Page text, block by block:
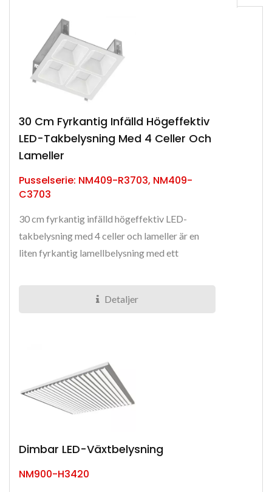
30 Cm Fyrkantig Infälld Högeffektiv
LED-Takbelysning Med 4 Celler Och
Lameller
Pusselserie: NM409-R3703, NM409-
C3703
30 cm fyrkantig infälld högeffektiv LED-
takbelysning med 4 celler och lameller är en
liten fyrkantig lamellbelysning med ett
Detaljer
Dimbar LED-Växtbelysning
NM900-H3420